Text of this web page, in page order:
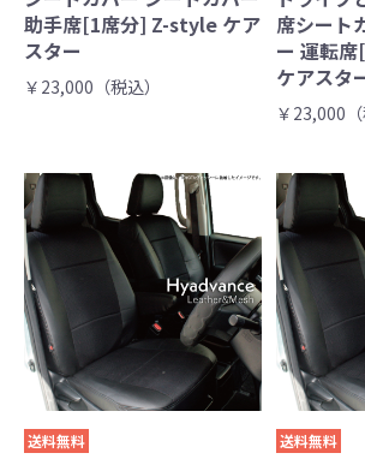
助手席[1席分] Z-style ケア
スター
￥23,000（税込）
席シート
ー 運転
ケアスタ
￥23,000（
送料無料 送料無料